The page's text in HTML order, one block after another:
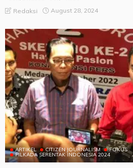
Redaksi August 28, 2024
ARTIKEL CITIZEN JOURNALISM FOKUS
PILKADA SERENTAK INDONESIA 2024